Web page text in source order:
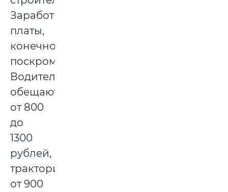
Заработные
платы,
конечно,
поскромнее.
Водителям
обещают
от 800
до
1300
рублей,
трактористам
от 900